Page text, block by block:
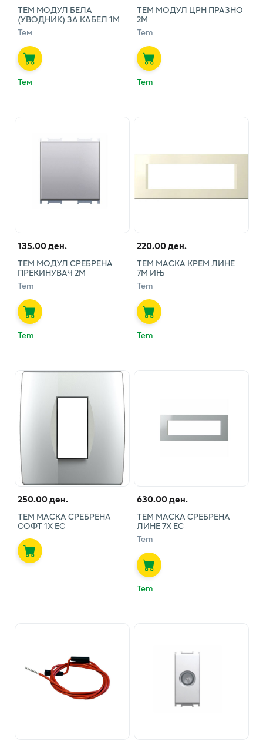
ТЕМ МОДУЛ БЕЛА
(УВОДНИК) ЗА КАБЕЛ 1М
Тем
Тем
ТЕМ МОДУЛ ЦРН ПРАЗНО
2М
Tem
Tem
135.00 ден.
ТЕМ МОДУЛ СРЕБРЕНА
ПРЕКИНУВАЧ 2М
Tem
Tem
220.00 ден.
ТЕМ МАСКА КРЕМ ЛИНЕ
7М ИЊ
Tem
Tem
250.00 ден.
ТЕМ МАСКА СРЕБРЕНА
СОФТ 1X ЕС
630.00 ден.
ТЕМ МАСКА СРЕБРЕНА
ЛИНЕ 7X ЕС
Tem
Tem